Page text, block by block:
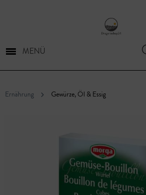
MENÜ
Ernährung Gewürze, Öl & Essig